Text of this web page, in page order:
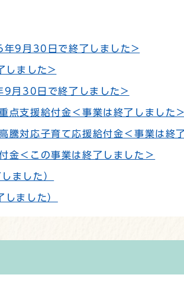
年9月30日で終了しました>
しました>
9月30日で終了しました>
点支援給付金＜事業は終了しました
騰対応子育て応援給付金＜事業は終
金＜この事業は終了しました＞
ました）
ました）